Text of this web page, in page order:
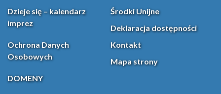
Dzieje się – kalendarz
imprez
Środki Unijne
Deklaracja dostępności
Ochrona Danych
Osobowych
Kontakt
Mapa strony
DOMENY